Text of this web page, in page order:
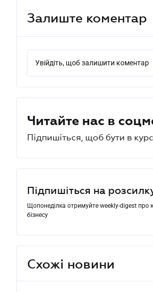
Залиште коментар
Увійдіть, щоб залишити коментар
Читайте нас в
Підпишіться, щоб бути в
Підпишіться на
Щопонеділка отримуйте weekly-digest про
бізнесу
Схожі новини